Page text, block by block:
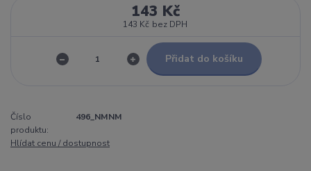
143 Kč
143 Kč bez DPH
Přidat do košíku
Číslo
produktu:
496_NMNM
Hlídat cenu / dostupnost